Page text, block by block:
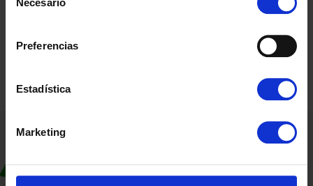
Preferencias
Estadística
Marketing